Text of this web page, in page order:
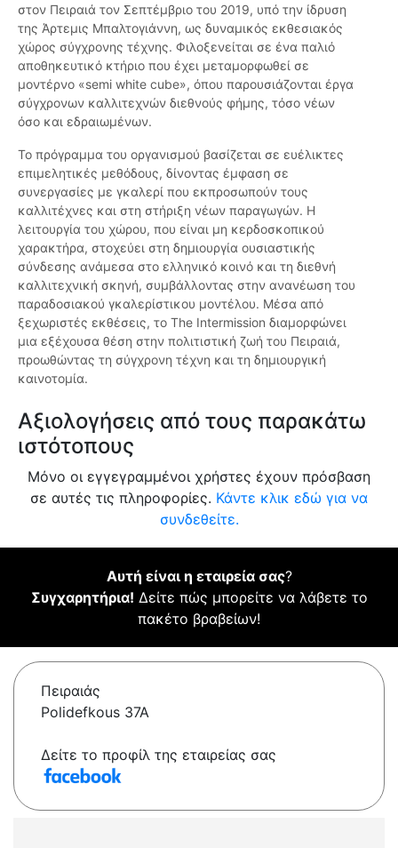
στον Πειραιά τον Σεπτέμβριο του 2019, υπό την ίδρυση
της Άρτεμις Μπαλτογιάννη, ως δυναμικός εκθεσιακός
χώρος σύγχρονης τέχνης. Φιλοξενείται σε ένα παλιό
αποθηκευτικό κτήριο που έχει μεταμορφωθεί σε
μοντέρνο «semi white cube», όπου παρουσιάζονται έργα
σύγχρονων καλλιτεχνών διεθνούς φήμης, τόσο νέων
όσο και εδραιωμένων.
Το πρόγραμμα του οργανισμού βασίζεται σε ευέλικτες
επιμελητικές μεθόδους, δίνοντας έμφαση σε
συνεργασίες με γκαλερί που εκπροσωπούν τους
καλλιτέχνες και στη στήριξη νέων παραγωγών. Η
λειτουργία του χώρου, που είναι μη κερδοσκοπικού
χαρακτήρα, στοχεύει στη δημιουργία ουσιαστικής
σύνδεσης ανάμεσα στο ελληνικό κοινό και τη διεθνή
καλλιτεχνική σκηνή, συμβάλλοντας στην ανανέωση του
παραδοσιακού γκαλερίστικου μοντέλου. Μέσα από
ξεχωριστές εκθέσεις, το The Intermission διαμορφώνει
μια εξέχουσα θέση στην πολιτιστική ζωή του Πειραιά,
προωθώντας τη σύγχρονη τέχνη και τη δημιουργική
καινοτομία.
Αξιολογήσεις από τους παρακάτω
ιστότοπους
Μόνο οι εγγεγραμμένοι χρήστες έχουν πρόσβαση
σε αυτές τις πληροφορίες. Κάντε κλικ εδώ για να
συνδεθείτε.
Αυτή είναι η εταιρεία σας?
Συγχαρητήρια! Δείτε πώς μπορείτε να λάβετε το
πακέτο βραβείων!
Πειραιάς
Polidefkous 37A
Δείτε το προφίλ της εταιρείας σας